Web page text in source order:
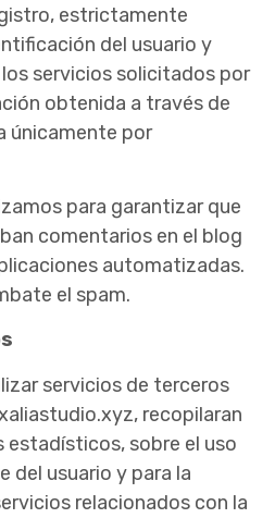
estrictamente
del usuario y
servicios solicitados por
obtenida a través de
únicamente por
para garantizar que
comentarios en el blog
automatizadas.
el spam.
servicios de terceros
recopilaran
sobre el uso
del usuario y para la
relacionados con la